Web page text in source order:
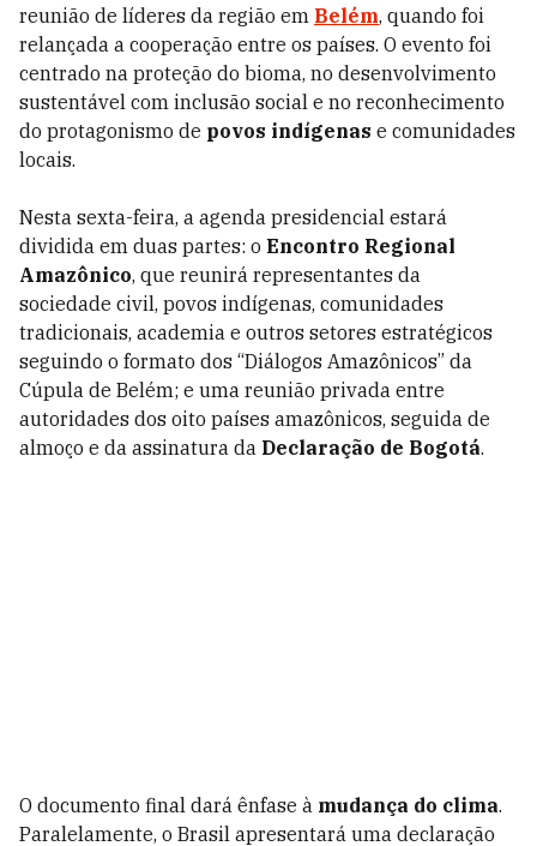
reunião de líderes da região em Belém, quando foi
relançada a cooperação entre os países. O evento foi
centrado na proteção do bioma, no desenvolvimento
sustentável com inclusão social e no reconhecimento
do protagonismo de povos indígenas e comunidades
locais.
Nesta sexta-feira, a agenda presidencial estará
dividida em duas partes: o Encontro Regional
Amazônico, que reunirá representantes da
sociedade civil, povos indígenas, comunidades
tradicionais, academia e outros setores estratégicos
seguindo o formato dos “Diálogos Amazônicos” da
Cúpula de Belém; e uma reunião privada entre
autoridades dos oito países amazônicos, seguida de
almoço e da assinatura da Declaração de Bogotá.
O documento final dará ênfase à mudança do clima.
Paralelamente, o Brasil apresentará uma declaração